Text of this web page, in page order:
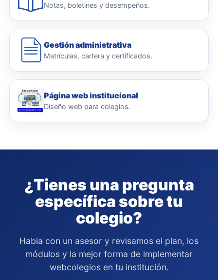
Notas, boletines y desempeños.
Gestión administrativa
Matrículas, cartera y certificados.
Página web institucional
Diseño web para colegios.
¿Tienes una pregunta
específica sobre tu
colegio?
Habla con un asesor y revisamos el plan, los
módulos y la mejor forma de implementar
webcolegios en tu institución.